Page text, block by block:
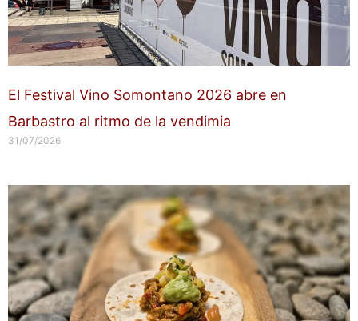
El Festival Vino Somontano 2026 abre en
Barbastro al ritmo de la vendimia
31/07/2026